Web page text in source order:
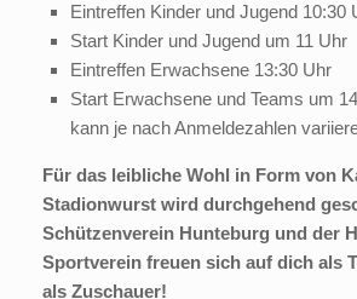
Eintreffen Kinder und Jugend 10:30
Start Kinder und Jugend um 11 Uhr
Eintreffen Erwachsene 13:30 Uhr
Start Erwachsene und Teams um
kann je nach Anmeldezahlen
Für das leibliche Wohl in Form von
Stadionwurst wird durchgehend
Schützenverein Hunteburg und der
Sportverein freuen sich auf dich als
als Zuschauer!